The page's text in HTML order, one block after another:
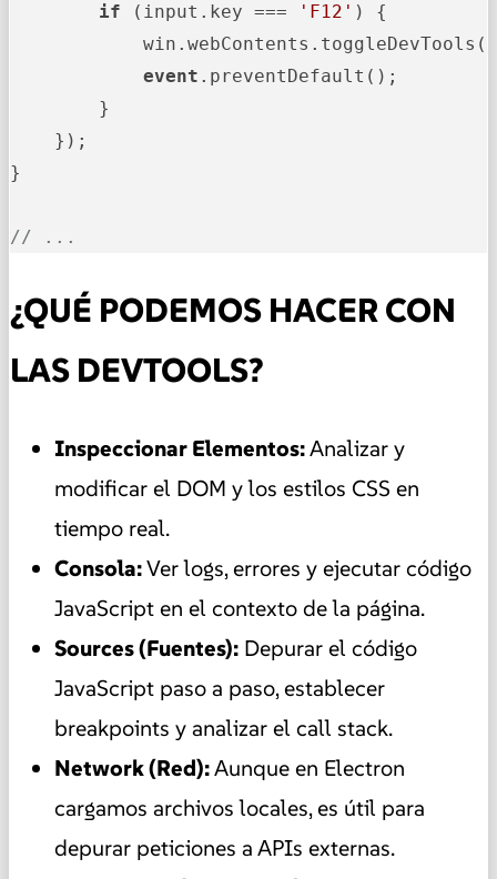
if (input.key === 'F12' ) {
event .preventDefault();
        }
    });
}
// ...
¿QUÉ PODEMOS HACER CON
LAS DEVTOOLS?
Inspeccionar Elementos:Analizar y
modificar el DOM y los estilos CSS en
tiempo real.
Consola:Ver logs, errores y ejecutar código
JavaScript en el contexto de la página.
Sources (Fuentes): Depurar el código
JavaScript paso a paso, establecer
breakpoints y analizar el call stack.
Network (Red):Aunque en Electron
cargamos archivos locales, es útil para
depurar peticiones a APIs externas.